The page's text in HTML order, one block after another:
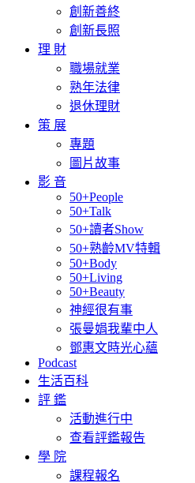
創新善終
創新長照
理 財
職場就業
熟年法律
退休理財
策 展
專題
圖片故事
影 音
50+People
50+Talk
50+讀者Show
50+熟齡MV特輯
50+Body
50+Living
50+Beauty
神經很有事
張曼娟我輩中人
鄧惠文時光心蘊
Podcast
生活百科
評 鑑
活動進行中
查看評鑑報告
學 院
課程報名